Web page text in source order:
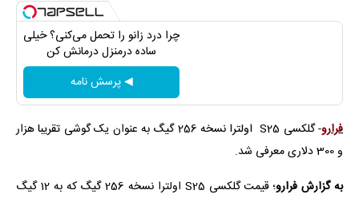
چرا درد زانو را تحمل می‌کنی؟ خیلی
ساده درمنزل درمانش کن
◀ پرسش نامه
فرارو
- گلکسی S25 اولترا نسخه 256 گیگ به عنوان یک گوشی تقریبا هزار
و 300 دلاری معرفی شد.
به گزارش فرارو
؛‌ قیمت گلکسی S25 اولترا نسخه 256 گیگ که به 12 گیگ